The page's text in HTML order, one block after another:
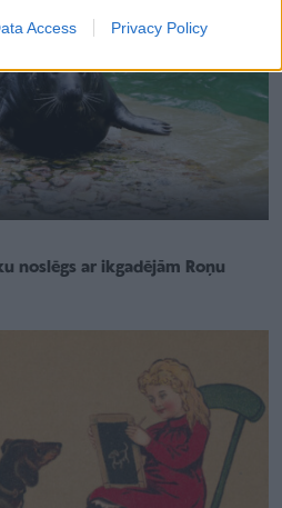
Access Privacy Policy
noslēgs ar ikgadējām Roņu